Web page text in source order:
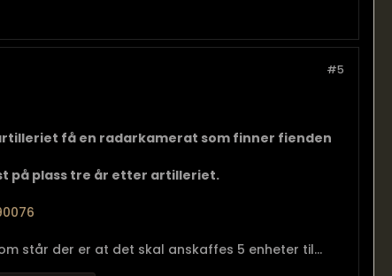
#5
få en radarkamerat som finner fienden
på plass tre år etter artilleriet.
står der er at det skal anskaffes 5 enheter til...